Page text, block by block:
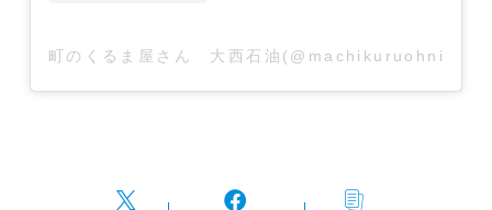
町のくるま屋さん 大西石油(@machikuruohnishi)